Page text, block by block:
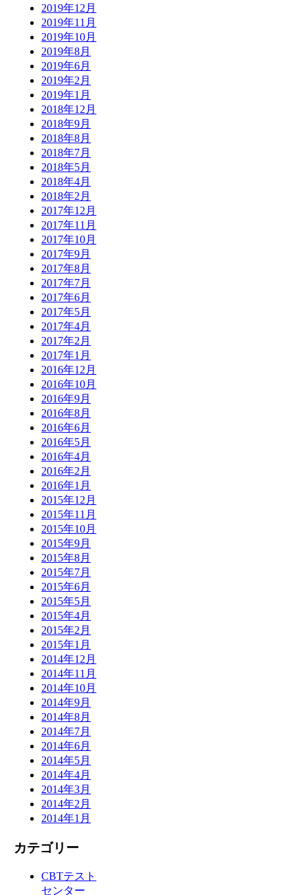
2019年12月
2019年11月
2019年10月
2019年8月
2019年6月
2019年2月
2019年1月
2018年12月
2018年9月
2018年8月
2018年7月
2018年5月
2018年4月
2018年2月
2017年12月
2017年11月
2017年10月
2017年9月
2017年8月
2017年7月
2017年6月
2017年5月
2017年4月
2017年2月
2017年1月
2016年12月
2016年10月
2016年9月
2016年8月
2016年6月
2016年5月
2016年4月
2016年2月
2016年1月
2015年12月
2015年11月
2015年10月
2015年9月
2015年8月
2015年7月
2015年6月
2015年5月
2015年4月
2015年2月
2015年1月
2014年12月
2014年11月
2014年10月
2014年9月
2014年8月
2014年7月
2014年6月
2014年5月
2014年4月
2014年3月
2014年2月
2014年1月
カテゴリー
CBTテスト
センター